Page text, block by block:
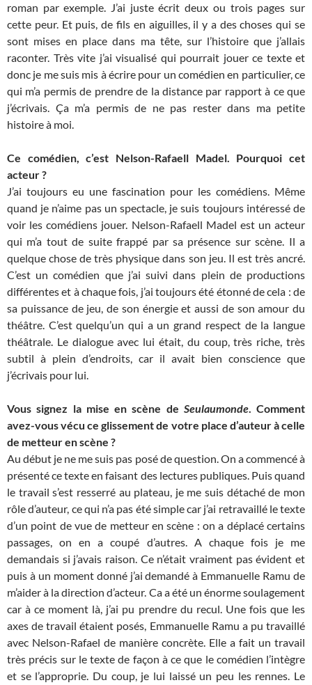
roman par exemple. J’ai juste écrit deux ou trois pages sur
cette peur. Et puis, de fils en aiguilles, il y a des choses qui se
sont mises en place dans ma tête, sur l’histoire que j’allais
raconter. Très vite j’ai visualisé qui pourrait jouer ce texte et
donc je me suis mis à écrire pour un comédien en particulier, ce
qui m’a permis de prendre de la distance par rapport à ce que
j’écrivais. Ça m’a permis de ne pas rester dans ma petite
histoire à moi.
Ce comédien, c’est Nelson-Rafaell Madel. Pourquoi cet
acteur ?
J’ai toujours eu une fascination pour les comédiens. Même
quand je n’aime pas un spectacle, je suis toujours intéressé de
voir les comédiens jouer. Nelson-Rafaell Madel est un acteur
qui m’a tout de suite frappé par sa présence sur scène. Il a
quelque chose de très physique dans son jeu. Il est très ancré.
C’est un comédien que j’ai suivi dans plein de productions
différentes et à chaque fois, j’ai toujours été étonné de cela : de
sa puissance de jeu, de son énergie et aussi de son amour du
théâtre. C’est quelqu’un qui a un grand respect de la langue
théâtrale. Le dialogue avec lui était, du coup, très riche, très
subtil à plein d’endroits, car il avait bien conscience que
j’écrivais pour lui.
Vous signez la mise en scène de Seulaumonde. Comment
avez-vous vécu ce glissement de votre place d’auteur à celle
de metteur en scène ?
Au début je ne me suis pas posé de question. On a commencé à
présenté ce texte en faisant des lectures publiques. Puis quand
le travail s’est resserré au plateau, je me suis détaché de mon
rôle d’auteur, ce qui n’a pas été simple car j’ai retravaillé le texte
d’un point de vue de metteur en scène : on a déplacé certains
passages, on en a coupé d’autres. A chaque fois je me
demandais si j’avais raison. Ce n’était vraiment pas évident et
puis à un moment donné j’ai demandé à Emmanuelle Ramu de
m’aider à la direction d’acteur. Ca a été un énorme soulagement
car à ce moment là, j’ai pu prendre du recul. Une fois que les
axes de travail étaient posés, Emmanuelle Ramu a pu travaillé
avec Nelson-Rafael de manière concrète. Elle a fait un travail
très précis sur le texte de façon à ce que le comédien l’intègre
et se l’approprie. Du coup, je lui laissé un peu les rennes. Le